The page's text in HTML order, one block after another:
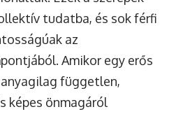
tudatba, és sok férfi
az
Amikor egy erős
anyagilag független,
képes önmagáról